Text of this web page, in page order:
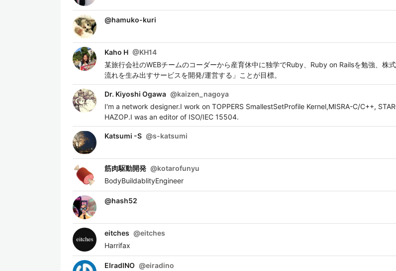
@hamuko-kuri
Kaho H @KH14
某旅行会社のWEBチームのコーダーから産育休中に独学でRuby、Ruby on Railsを勉強、株
流れを生み出すサービスを開発/運営する」ことが目標。
Dr. Kiyoshi Ogawa @kaizen_nagoya
I'm a network designer.I work on TOPPERS SmallestSetProfile Kernel,MISRA-C/C++,
HAZOP.I was an editor of ISO/IEC 15504.
Katsumi -S @s-katsumi
筋肉駆動開発 @kotarofunyu
BodyBuildablityEngineer
@hash52
eitches @eitches
Harrifax
EIradINO @eiradino